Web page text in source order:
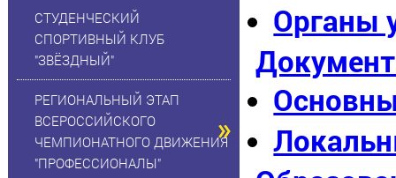
СТУДЕНЧЕСКИЙ
СПОРТИВНЫЙ КЛУБ
"ЗВЁЗДНЫЙ"
РЕГИОНАЛЬНЫЙ ЭТАП
ВСЕРОССИЙСКОГО
ЧЕМПИОНАТНОГО ДВИЖЕНИЯ
"ПРОФЕССИОНАЛЫ"
Органы